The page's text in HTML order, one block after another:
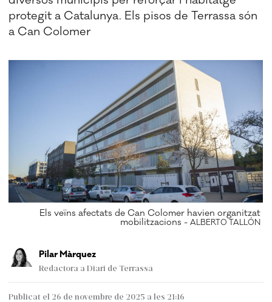
protegit a Catalunya. Els pisos de Terrassa són
a Can Colomer
Els veïns afectats de Can Colomer havien organitzat
mobilitzacions -ALBERTO TALLÓN
Pilar Màrquez
Redactora a Diari de Terrassa
Publicat el 26 de novembre de 2025 a les 21:16